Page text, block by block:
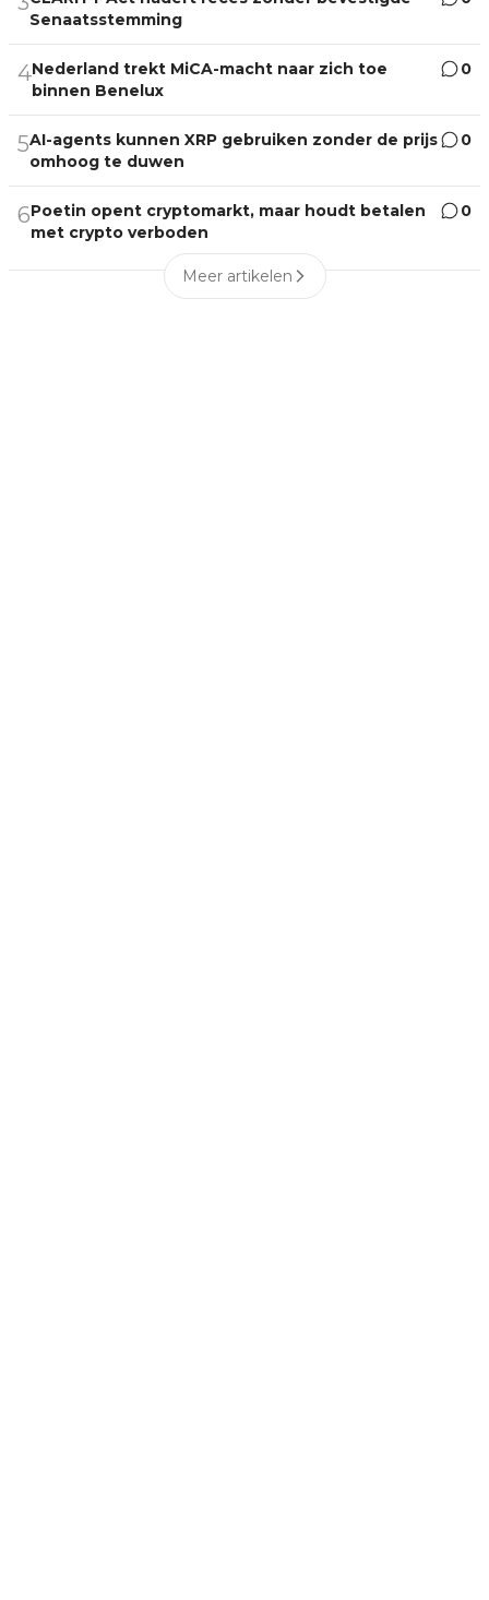
Senaatsstemming
4Nederland trekt MiCA-macht naar zich toe
binnen Benelux
0
5AI-agents kunnen XRP gebruiken zonder de prijs
omhoog te duwen
0
6Poetin opent cryptomarkt, maar houdt betalen
met crypto verboden
0
Meer artikelen